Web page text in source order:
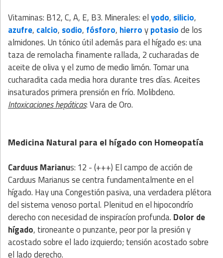
Vitaminas: B12, C, A, E, B3. Minerales: elyodo, silicio,
azufre, calcio, sodio, fósforo, hierroypotasiode los
almidones. Un tónico útil además para el hígado es: una
taza de remolacha finamente rallada, 2 cucharadas de
aceite de oliva y el zumo de medio limón. Tomar una
cucharadita cada media hora durante tres días. Aceites
insaturados primera prensión en frío. Molibdeno.
Intoxicaciones hepáticas: Vara de Oro.
Medicina Natural para el hígadocon Homeopatía
Carduus Marianus: 12 - (+++) El campo de acción de
Carduus Marianus se centrafundamentalmente en el
hígado. Hay una Congestión pasiva, una verdadera plétora
del sistema venoso portal. Plenitud en el hipocondrío
derecho con necesidad de inspiracíon profunda. Dolor de
hígado, tironeante o punzante, peor por la presión y
acostado sobre el lado izquierdo; tensión acostado sobre
el lado derecho.